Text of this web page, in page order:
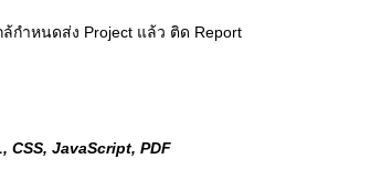
กำหนดส่ง Project แล้ว ติด Report
CSS, JavaScript, PDF